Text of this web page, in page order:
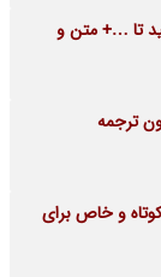
تا …+ متن و
ترجمه
و خاص برای